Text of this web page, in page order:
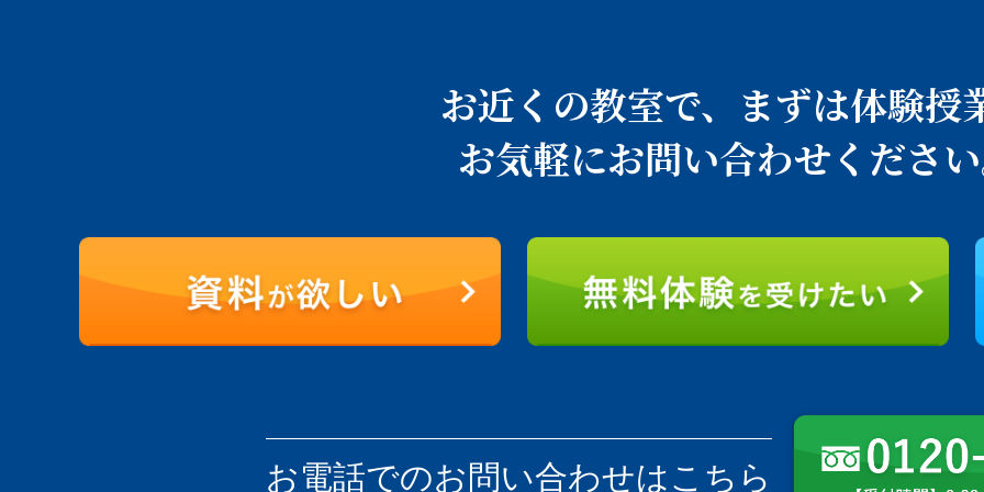
お近くの教室で、 まずは体験授
お気軽にお問い合わせくださ
お電話でのお問い合わせはこちら